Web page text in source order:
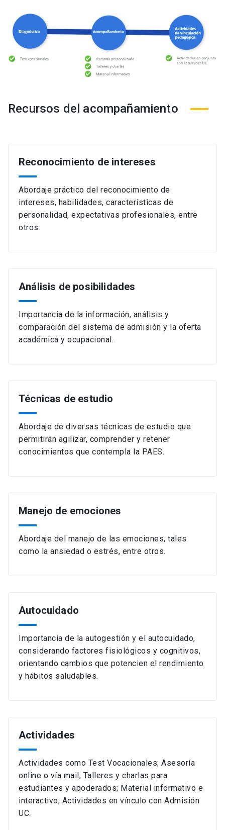
Recursos del acompañamiento
Reconocimiento de intereses
Abordaje práctico del reconocimiento de
intereses, habilidades, características de
personalidad, expectativas profesionales, entre
otros.
Análisis de posibilidades
Importancia de la información, análisis y
comparación del sistema de admisión y la oferta
académica y ocupacional.
Técnicas de estudio
Abordaje de diversas técnicas de estudio que
permitirán agilizar, comprender y retener
conocimientos que contempla la PAES.
Manejo de emociones
Abordaje del manejo de las emociones, tales
como la ansiedad o estrés, entre otros.
Autocuidado
Importancia de la autogestión y el autocuidado,
considerando factores fisiológicos y cognitivos,
orientando cambios que potencien el rendimiento
y hábitos saludables.
Actividades
Actividades como Test Vocacionales; Asesoría
online o vía mail; Talleres y charlas para
estudiantes y apoderados; Material informativo e
interactivo; Actividades en vínculo con Admisión
UC.